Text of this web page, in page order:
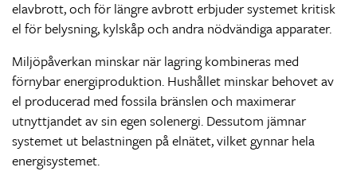
elavbrott, och för längre avbrott erbjuder systemet kritisk
el för belysning, kylskåp och andra nödvändiga apparater.
Miljöpåverkan minskar när lagring kombineras med
förnybar energiproduktion. Hushållet minskar behovet av
el producerad med fossila bränslen och maximerar
utnyttjandet av sin egen solenergi. Dessutom jämnar
systemet ut belastningen på elnätet, vilket gynnar hela
energisystemet.